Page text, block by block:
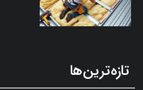
تازه‌ترین‌ها